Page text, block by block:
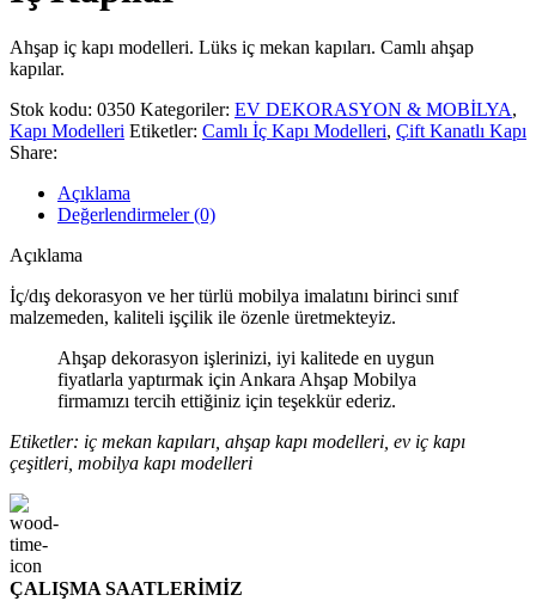
Ahşap iç kapı modelleri. Lüks iç mekan kapıları. Camlı ahşap
kapılar.
Stok kodu: 0350 Kategoriler: EV DEKORASYON & MOBİLYA,
Kapı Modelleri Etiketler: Camlı İç Kapı Modelleri, Çift Kanatlı Kapı
Share:
Açıklama
Değerlendirmeler (0)
Açıklama
İç/dış dekorasyon ve her türlü mobilya imalatını birinci sınıf
malzemeden, kaliteli işçilik ile özenle üretmekteyiz.
Ahşap dekorasyon işlerinizi, iyi kalitede en uygun
fiyatlarla yaptırmak için Ankara Ahşap Mobilya
firmamızı tercih ettiğiniz için teşekkür ederiz.
Etiketler: iç mekan kapıları, ahşap kapı modelleri, ev iç kapı
çeşitleri, mobilya kapı modelleri
ÇALIŞMA SAATLERİMİZ